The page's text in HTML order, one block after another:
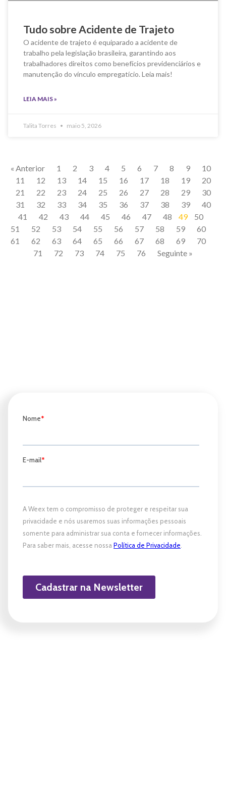
Tudo sobre Acidente de Trajeto
O acidente de trajeto é equiparado a acidente de
trabalho pela legislação brasileira, garantindo aos
trabalhadores direitos como benefícios previdenciários e
manutenção do vínculo empregatício. Leia mais!
LEIA MAIS »
Talita Torres maio 5, 2026
« Anterior 1 2 3 4 5 6 7 8 9
10
11
12 13 14 15 16 17 18 19
20
21
22 23 24 25 26 27 28 29
30
31
32 33 34 35 36 37 38 39
40
41
42 43 44 45 46 47 48 49
50
51
52 53 54 55 56 57 58 59
60
61
62 63 64 65 66 67 68 69
70
71
72 73 74 75 76 Seguinte »